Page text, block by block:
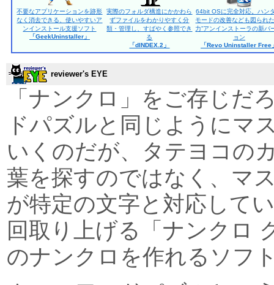
不要なアプリケーションを跡形
なく消去できる、使いやすいア
ンインストール支援ソフト
「GeekUninstaller」
実際のフォルダ構造にかかわら
ずファイルをわかりやすく分
類・管理し、すばやく参照でき
る
「dINDEX.2」
64bit OSに完全対応。ハン
モードの改善なども図られ
力”アンインストーラの新バ
ョン
「Revo Uninstaller Free
reviewer's EYE
「ナンクロ」をご存じだ
ドパズルと同じようにマ
いくのだが、タテヨコの
葉を探すのではなく、マ
が特定の文字と対応して
回取り上げる「ナンクロ
のナンクロを作れるソフ